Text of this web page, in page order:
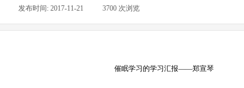
发布时间: 2017-11-21 3700 次浏览
催眠学习的学习汇报——郑宣琴